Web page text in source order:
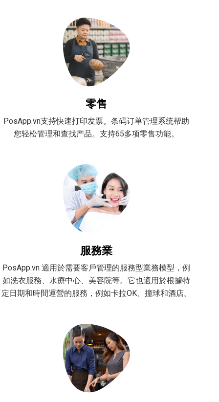
零售
PosApp.vn支持快速打印发票。条码订单管理系统帮助
您轻松管理和查找产品。支持65多项零售功能。
服務業
PosApp.vn 適用於需要客戶管理的服務型業務模型，例
如洗衣服務、水療中心、美容院等。它也適用於根據特
定日期和時間運營的服務，例如卡拉OK、撞球和酒店。